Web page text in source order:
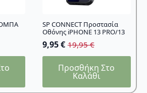
SP CONNECT Προστασία
Οθόνης iPHONE 13 PRO/13
19,95€
Original
price
was:
9,95€
Η
τρέχουσα
τιμή
9,95 €.
Προσθήκη Στο
Καλάθι